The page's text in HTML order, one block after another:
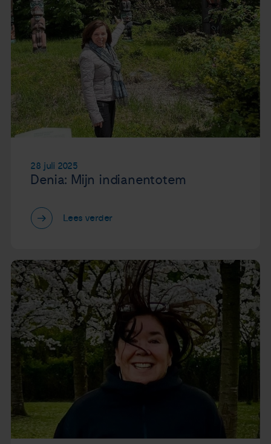
28 juli 2025
Denia: Mijn indianentotem
Lees verder